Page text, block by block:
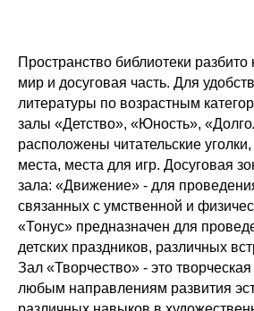
Пространство библиотеки
мир и досуговая часть. Для
литературы по возрастным
залы «Детство», «Юность»,
расположены читательские
места, места для игр. Досуговая
зала: «Движение» - для
связанных с умственной и
«Тонус» предназначен для
детских праздников, различных
Зал «Творчество» - это
любым направлениям развития